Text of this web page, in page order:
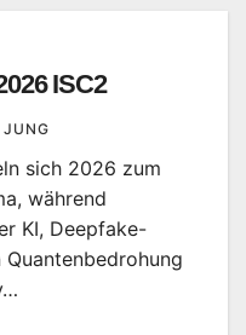
ISC2
sich 2026 zum
während
KI, Deepfake-